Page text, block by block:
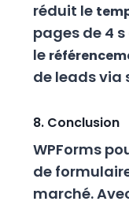
réduit le
pages de 4
le
de leads via
8. Conclusion
WPForms
de
marché.